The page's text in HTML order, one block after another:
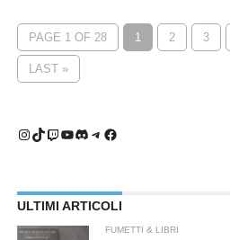
PAGE 1 OF 28 1 2 3
LAST »
Instagram
TikTok
Twitch
YouTube
Discord
Telegram
Facebook
ULTIMI ARTICOLI
FUMETTI & LIBRI